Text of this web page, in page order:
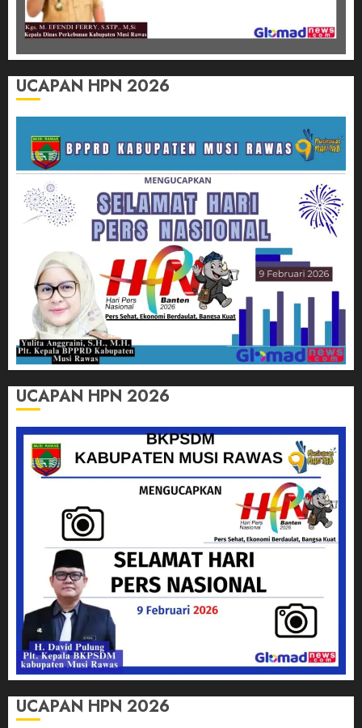
UCAPAN HPN 2026
UCAPAN HPN 2026
UCAPAN HPN 2026